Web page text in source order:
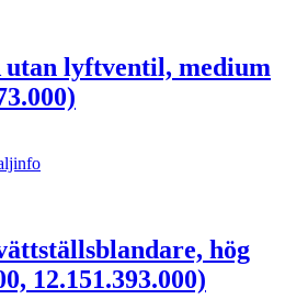
lyftventil, medium
hög
12.151.393.000)